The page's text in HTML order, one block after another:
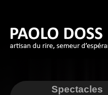
Aller au
contenu
Spectacles